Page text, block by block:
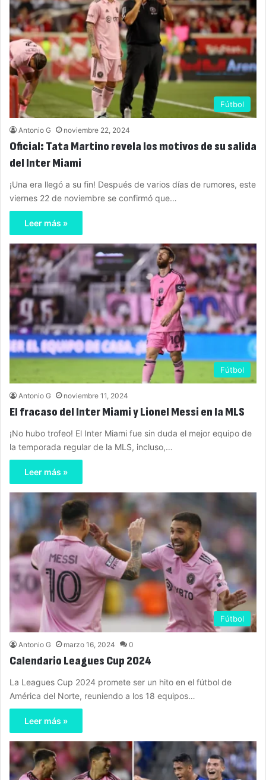
Fútbol
Antonio G noviembre 22, 2024
Oficial: Tata Martino revela los motivos de su salida
del Inter Miami
¡Una era llegó a su fin! Después de varios días de rumores, este
viernes 22 de noviembre se confirmó que…
Leer más »
Fútbol
Antonio G noviembre 11, 2024
El fracaso del Inter Miami y Lionel Messi en la MLS
¡No hubo trofeo! El Inter Miami fue sin duda el mejor equipo de
la temporada regular de la MLS, incluso,…
Leer más »
Fútbol
Antonio G marzo 16, 2024 0
Calendario Leagues Cup 2024
La Leagues Cup 2024 promete ser un hito en el fútbol de
América del Norte, reuniendo a los 18 equipos…
Leer más »